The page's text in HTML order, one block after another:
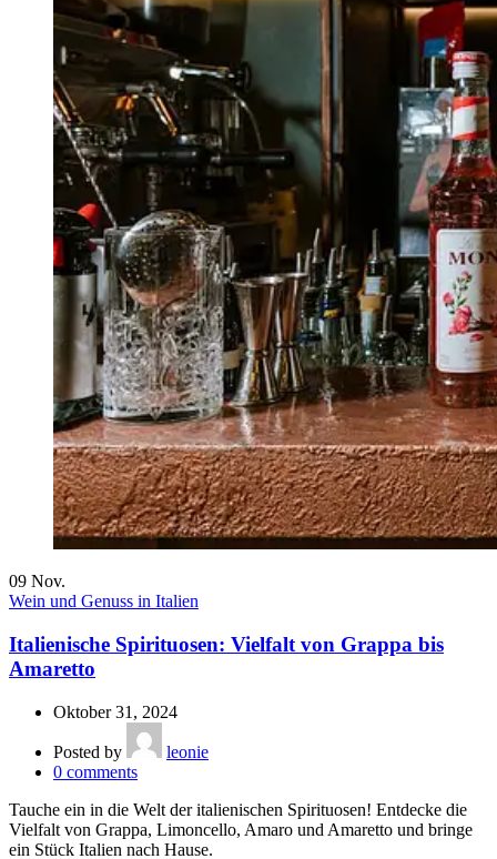
09 Nov.
Wein und Genuss in Italien
Italienische Spirituosen: Vielfalt von Grappa bis
Amaretto
Oktober 31, 2024
Posted by
leonie
0 comments
Tauche ein in die Welt der italienischen Spirituosen! Entdecke die
Vielfalt von Grappa, Limoncello, Amaro und Amaretto und bringe
ein Stück Italien nach Hause.